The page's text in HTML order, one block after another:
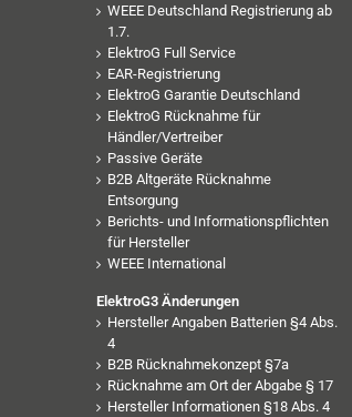
WEEE Deutschland Registrierung ab
1.7.
ElektroG Full Service
EAR-Registrierung
ElektroG Garantie Deutschland
ElektroG Rücknahme für
Händler/Vertreiber
Passive Geräte
B2B Altgeräte Rücknahme
Entsorgung
Berichts- und Informationspflichten
für Hersteller
WEEE International
ElektroG3 Änderungen
Hersteller Angaben Batterien §4 Abs.
4
B2B Rücknahmekonzept §7a
Rücknahme am Ort der Abgabe § 17
Hersteller Informationen §18 Abs. 4